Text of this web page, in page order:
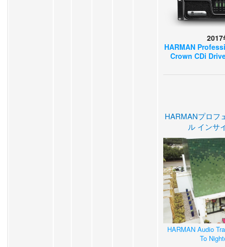
2017
HARMAN
Crown CDi
HARMANプロフ
ル インサ
HARMAN Audio
To